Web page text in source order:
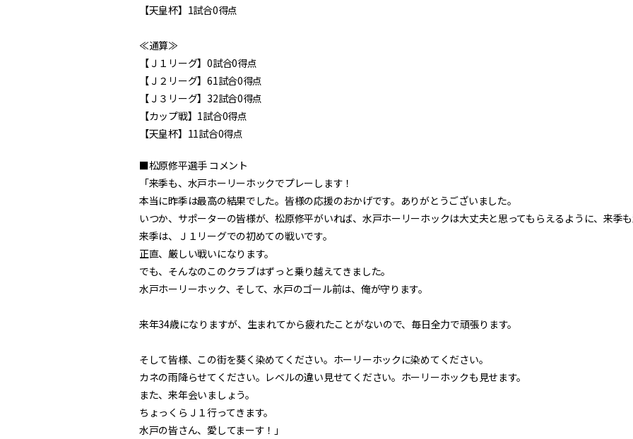
【天皇杯】1試合0得点
≪通算≫
【Ｊ１リーグ】0試合0得点
【Ｊ２リーグ】61試合0得点
【Ｊ３リーグ】32試合0得点
【カップ戦】1試合0得点
【天皇杯】11試合0得点
■松原修平選手 コメント
「来季も、水戸ホーリーホックでプレーします！
本当に昨季は最高の結果でした。皆様の応援のおかげです。ありがとうございました。
いつか、サポーターの皆様が、松原修平がいれば、水戸ホーリーホックは大丈夫と思ってもらえるように、来季も
来季は、Ｊ１リーグでの初めての戦いです。
正直、厳しい戦いになります。
でも、そんなのこのクラブはずっと乗り越えてきました。
水戸ホーリーホック、そして、水戸のゴール前は、俺が守ります。
来年34歳になりますが、生まれてから疲れたことがないので、毎日全力で頑張ります。
そして皆様、この街を葵く染めてください。ホーリーホックに染めてください。
カネの雨降らせてください。レベルの違い見せてください。ホーリーホックも見せます。
また、来年会いましょう。
ちょっくらＪ１行ってきます。
水戸の皆さん、愛してまーす！」